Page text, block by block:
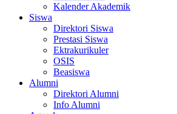
Kalender Akademik
Siswa
Direktori Siswa
Prestasi Siswa
Ektrakurikuler
OSIS
Beasiswa
Alumni
Direktori Alumni
Info Alumni